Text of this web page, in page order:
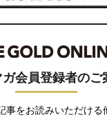
ガ会員登録者のご
事をお読みいただける